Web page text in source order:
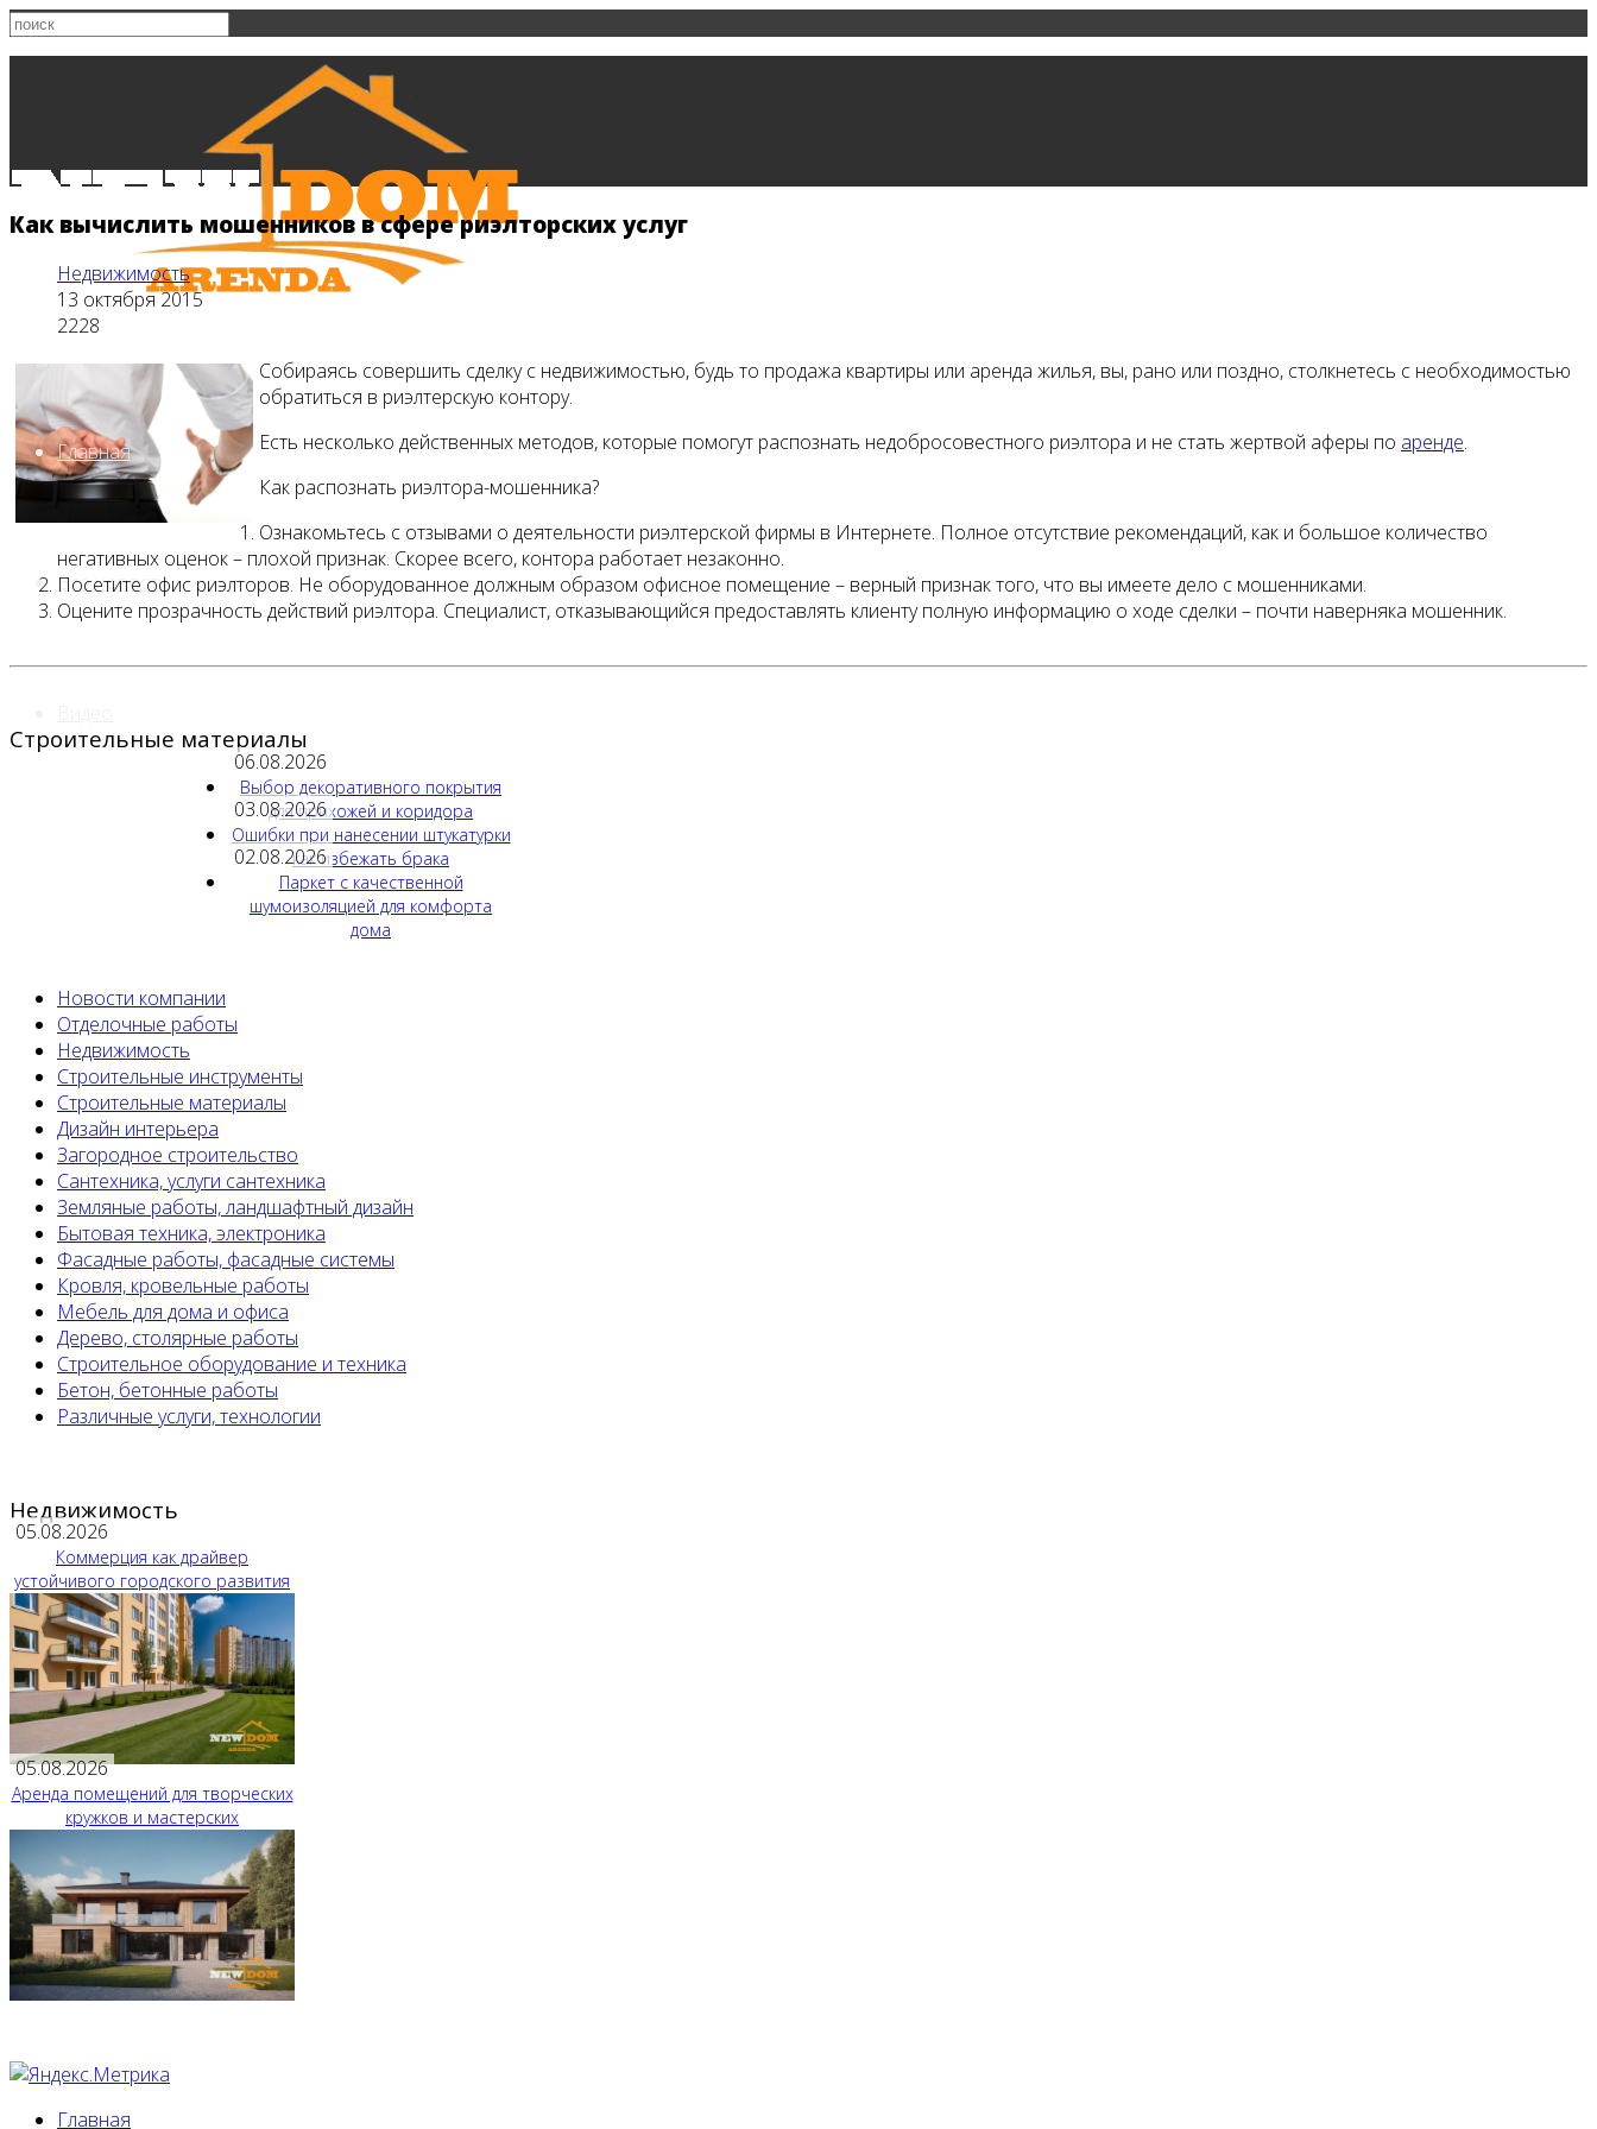
Главная
Все новости
Как вычислить мошенников в сфере риэлторских услуг
Недвижимость
13 октября 2015
2228
Собираясь совершить сделку с недвижимостью, будь то продажа квартиры или аренда жилья, вы, рано или поздно, столкнетесь с необходимостью
обратиться в риэлтерскую контору.
Есть несколько действенных методов, которые помогут распознать недобросовестного риэлтора и не стать жертвой аферы по аренде.
Как распознать риэлтора-мошенника?
Ознакомьтесь с отзывами о деятельности риэлтерской фирмы в Интернете. Полное отсутствие рекомендаций, как и большое количество
негативных оценок – плохой признак. Скорее всего, контора работает незаконно.
Посетите офис риэлторов. Не оборудованное должным образом офисное помещение – верный признак того, что вы имеете дело с мошенниками.
Оцените прозрачность действий риэлтора. Специалист, отказывающийся предоставлять клиенту полную информацию о ходе сделки – почти наверняка мошенник.
Строительные материалы
06.08.2026
Выбор декоративного покрытия
для прихожей и коридора
03.08.2026
Ошибки при нанесении штукатурки
как избежать брака
02.08.2026
Паркет с качественной
шумоизоляцией для комфорта
дома
Новости компании
Отделочные работы
Недвижимость
Строительные инструменты
Строительные материалы
Дизайн интерьера
Загородное строительство
Сантехника, услуги сантехника
Земляные работы, ландшафтный дизайн
Бытовая техника, электроника
Фасадные работы, фасадные системы
Кровля, кровельные работы
Мебель для дома и офиса
Дерево, столярные работы
Строительное оборудование и техника
Бетон, бетонные работы
Различные услуги, технологии
Недвижимость
05.08.2026
Коммерция как драйвер
устойчивого городского развития
05.08.2026
Аренда помещений для творческих
кружков и мастерских
Главная